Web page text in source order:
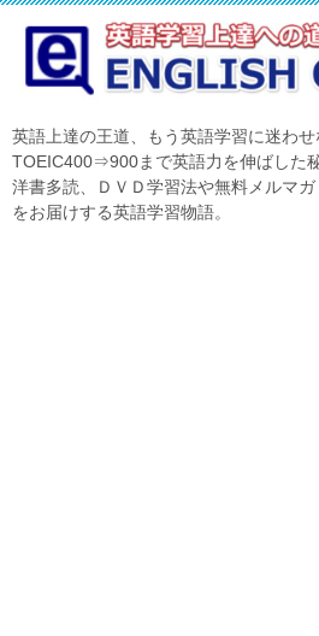
英語上達の王道、もう英語学習に迷わ
TOEIC400⇒900まで英語力を伸ばした
洋書多読、ＤＶＤ学習法や無料メルマ
をお届けする英語学習物語。